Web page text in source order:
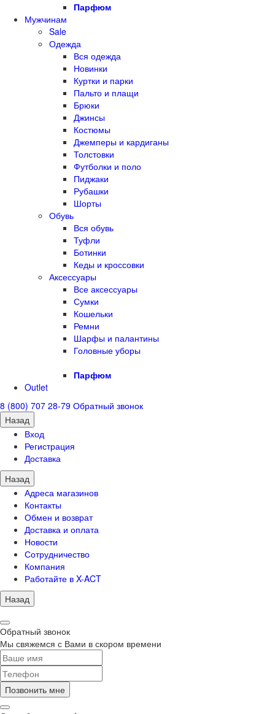
Парфюм
Мужчинам
Sale
Одежда
Вся одежда
Новинки
Куртки и парки
Пальто и плащи
Брюки
Джинсы
Костюмы
Джемперы и кардиганы
Толстовки
Футболки и поло
Пиджаки
Рубашки
Шорты
Обувь
Вся обувь
Туфли
Ботинки
Кеды и кроссовки
Аксессуары
Все аксессуары
Сумки
Кошельки
Ремни
Шарфы и палантины
Головные уборы
Парфюм
Outlet
8 (800) 707 28-79 Обратный звонок
Назад
Вход
Регистрация
Доставка
Назад
Адреса магазинов
Контакты
Обмен и возврат
Доставка и оплата
Новости
Сотрудничество
Компания
Работайте в X-ACT
Назад
Обратный звонок
Мы свяжемся с Вами в скором времени
Позвонить мне